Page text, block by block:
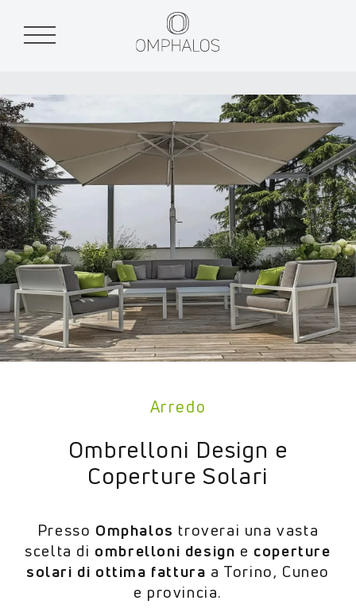
Arredo
Ombrelloni Design e
Coperture Solari
Presso Omphalos troverai una vasta
scelta di ombrelloni design e coperture
solari di ottima fattura a Torino, Cuneo
e provincia.